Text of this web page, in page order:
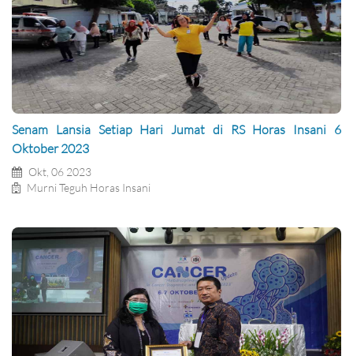
Senam Lansia Setiap Hari Jumat di RS Horas Insani 6
Oktober 2023
Okt, 06 2023
Murni Teguh Horas Insani